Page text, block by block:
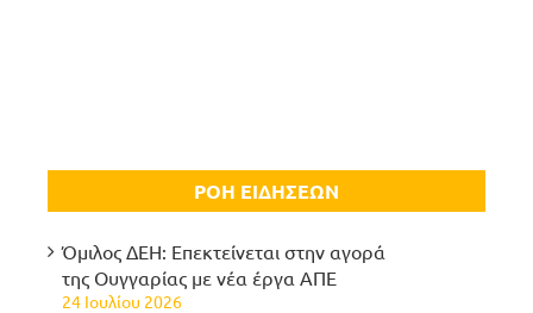
ΡΟΗ ΕΙΔΗΣΕΩΝ
Όμιλος ΔΕΗ: Επεκτείνεται στην αγορά
της Ουγγαρίας με νέα έργα ΑΠΕ
24 Ιουλίου 2026